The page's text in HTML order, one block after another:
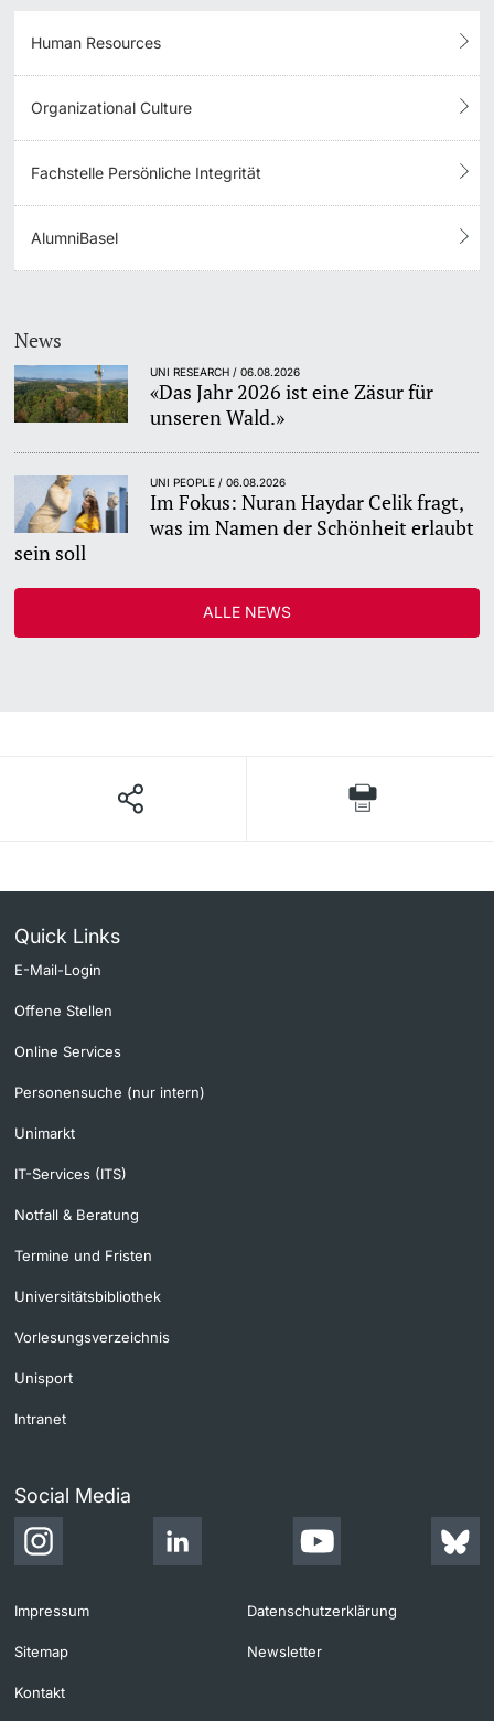
Human Resources
Organizational Culture
Fachstelle Persönliche Integrität
AlumniBasel
News
UNI RESEARCH / 06.08.2026
«Das Jahr 2026 ist eine Zäsur für
unseren Wald.»
UNI PEOPLE / 06.08.2026
Im Fokus: Nuran Haydar Celik fragt,
was im Namen der Schönheit erlaubt
sein soll
ALLE NEWS
Quick Links
E-Mail-Login
Offene Stellen
Online Services
Personensuche (nur intern)
Unimarkt
IT-Services (ITS)
Notfall & Beratung
Termine und Fristen
Universitätsbibliothek
Vorlesungsverzeichnis
Unisport
Intranet
Social Media
Impressum Datenschutzerklärung
Sitemap Newsletter
Kontakt